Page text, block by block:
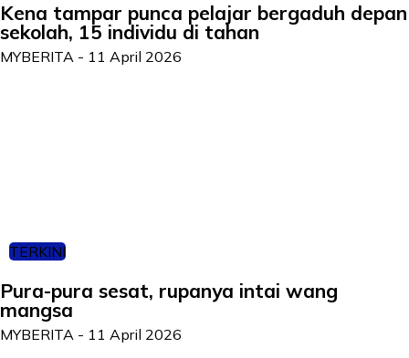
Kena tampar punca pelajar bergaduh depan
sekolah, 15 individu di tahan
MYBERITA - 11 April 2026
TERKINI
Pura-pura sesat, rupanya intai wang
mangsa
MYBERITA - 11 April 2026